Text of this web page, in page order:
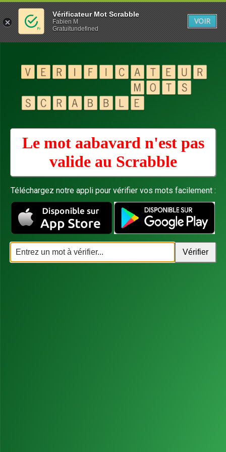
Le mot aabavard n'est pas
valide au Scrabble
Téléchargez notre appli pour vérifier vos mots facilement :
Vérificateur Mot Scrabble
Fabien M
Gratuitundefined
VOIR